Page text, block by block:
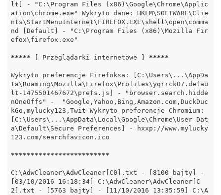
lt] - "C:\Program Files (x86)\Google\Chrome\Applic
ation\chrome.exe" Wykryto dane: HKLM\SOFTWARE\Clie
nts\StartMenuInternet\FIREFOX.EXE\shell\open\comma
nd [Default] - "C:\Program Files (x86)\Mozilla Fir
efox\firefox.exe"
***** [ Przeglądarki internetowe ] *****
Wykryto preferencje Firefoksa: [C:\Users\...\AppDa
ta\Roaming\Mozilla\Firefox\Profiles\yqrrck07.defau
lt-1475501467672\prefs.js] - "browser.search.hidde
nOneOffs" -  "Google,Yahoo,Bing,Amazon.com,DuckDuc
kGo,mylucky123,Twit Wykryto preferencje Chromium:
[C:\Users\...\AppData\Local\Google\Chrome\User Dat
a\Default\Secure Preferences] - hxxp://www.mylucky
123.com/searchfavicon.ico
*************************
C:\AdwCleaner\AdwCleaner[C0].txt - [8100 bajty] -
[03/10/2016 16:18:34] C:\AdwCleaner\AdwCleaner[C
2].txt - [5763 bajty] - [11/10/2016 13:35:59] C:\A